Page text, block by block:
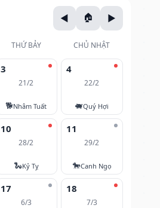
THỨ BẢY CHỦ NHẬT
3
21/2
🐕Nhâm Tuất
4
22/2
🐖Quý Hợi
10
28/2
🐍Kỷ Tỵ
11
29/2
🐎Canh Ngọ
17
6/3
18
7/3